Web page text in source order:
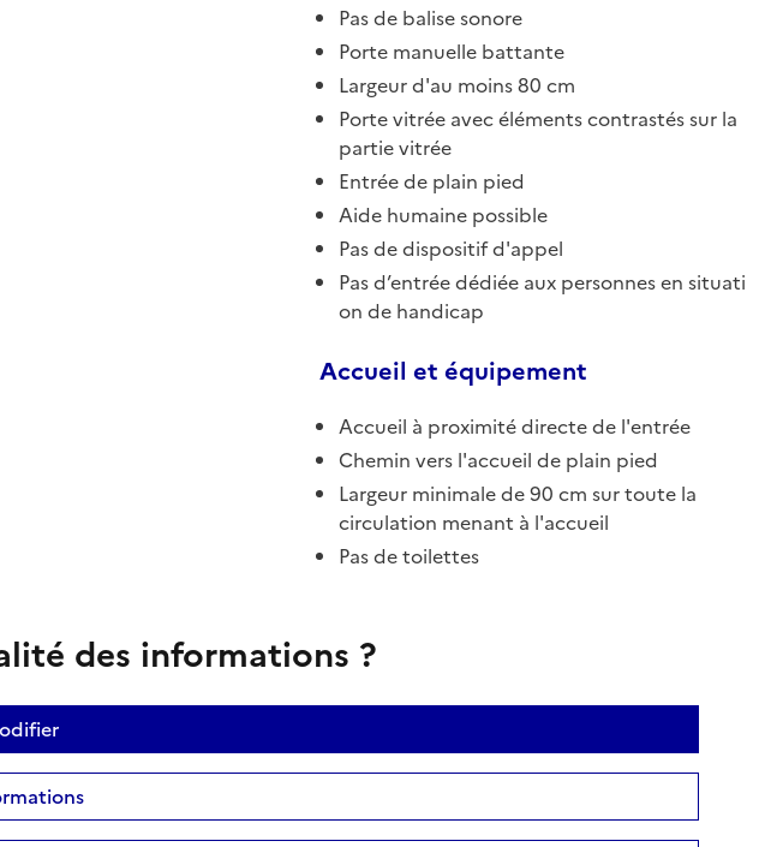
Pas de balise sonore
Porte manuelle battante
Largeur d'au moins 80 cm
Porte vitrée avec éléments contrastés sur la
partie vitrée
Entrée de plain pied
Aide humaine possible
Pas de dispositif d'appel
Pas d’entrée dédiée aux personnes en situati
on de handicap
Accueil et équipement
Accueil à proximité directe de l'entrée
Chemin vers l'accueil de plain pied
Largeur minimale de 90 cm sur toute la
circulation menant à l'accueil
Pas de toilettes
des informations ?